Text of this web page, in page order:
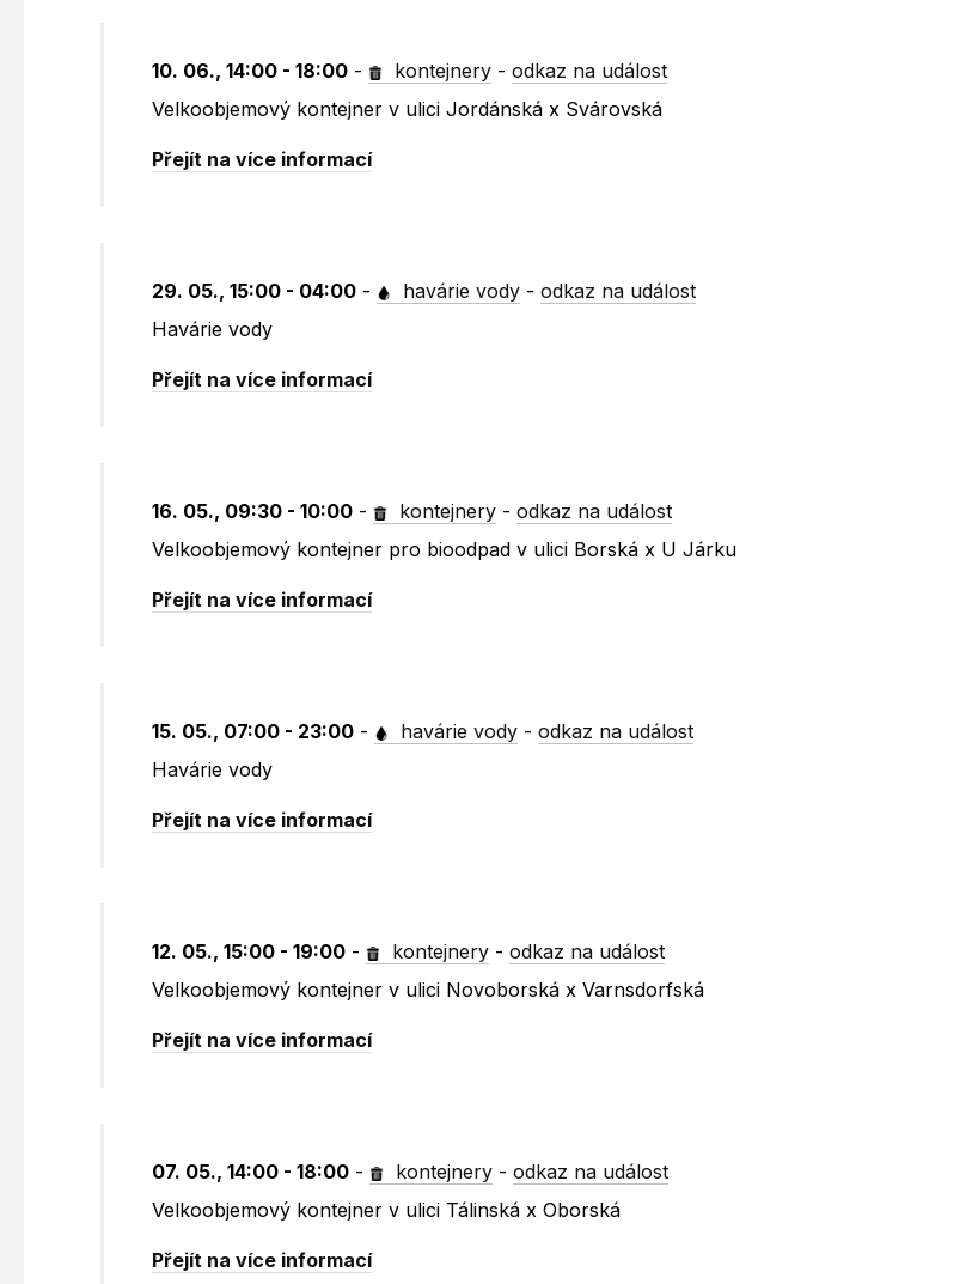
10. 06., 14:00 - 18:00 - kontejnery -odkaz na událost
Velkoobjemový kontejner v ulici Jordánská x Svárovská
Přejít na více informací
29. 05., 15:00 - 04:00 - havárie vody -odkaz na událost
Havárie vody
Přejít na více informací
16. 05., 09:30 - 10:00 - kontejnery -odkaz na událost
Velkoobjemový kontejner pro bioodpad v ulici Borská x U Járku
Přejít na více informací
15. 05., 07:00 - 23:00 - havárie vody -odkaz na událost
Havárie vody
Přejít na více informací
12. 05., 15:00 - 19:00 - kontejnery -odkaz na událost
Velkoobjemový kontejner v ulici Novoborská x Varnsdorfská
Přejít na více informací
07. 05., 14:00 - 18:00 - kontejnery -odkaz na událost
Velkoobjemový kontejner v ulici Tálinská x Oborská
Přejít na více informací